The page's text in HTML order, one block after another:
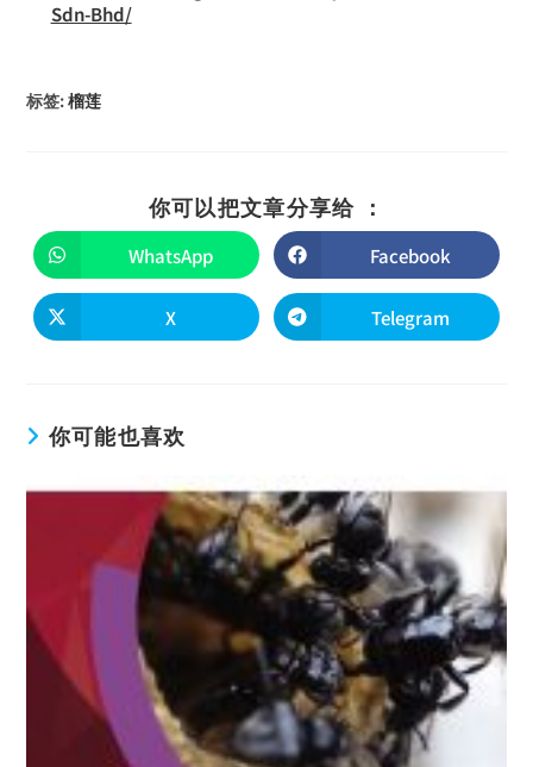
Sdn-Bhd/
标签:榴莲
你可以把文章分享给 ：
WhatsApp Facebook
X Telegram
你可能也喜欢